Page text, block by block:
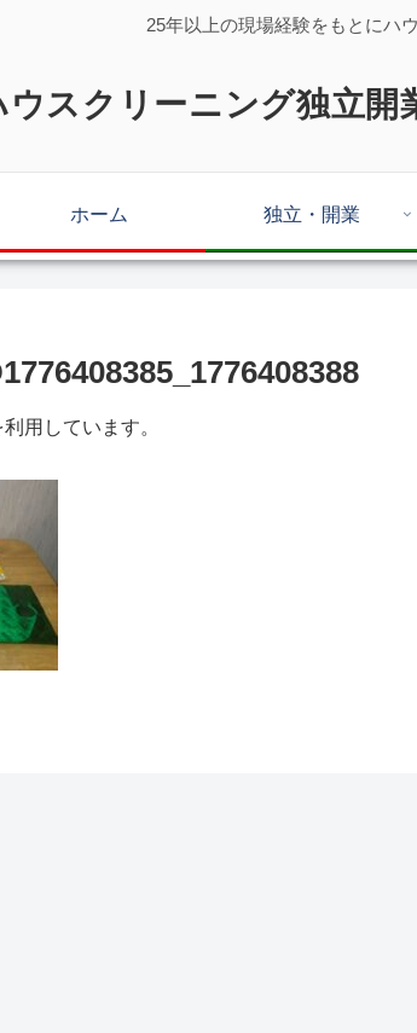
25年以上の現場経験をもとにハ
ウスクリーニング独立開
ホーム 独立・開業
用しています。